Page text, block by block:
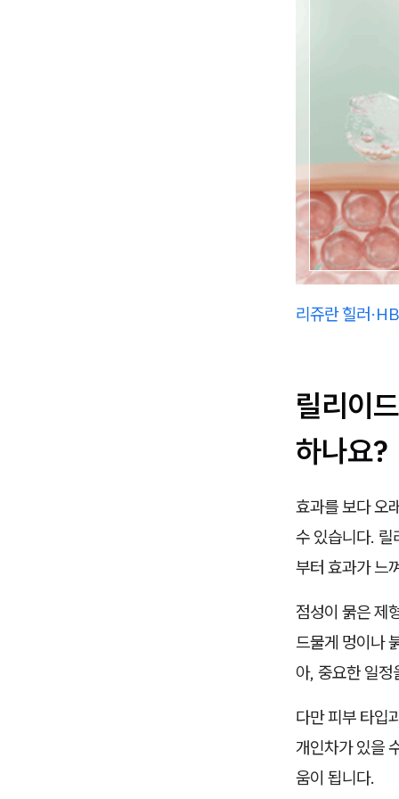
리쥬란 힐러
릴리이
하나요?
효과를 보다 오
수 있습니다.
부터 효과가 느
점성이 묽은 제
드물게 멍이나
아, 중요한 일
다만 피부 타입
개인차가 있을
움이 됩니다.